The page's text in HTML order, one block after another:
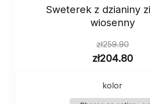
Sweterek z dzianiny
wiosenny
zł259.90
zł204.80
kolor